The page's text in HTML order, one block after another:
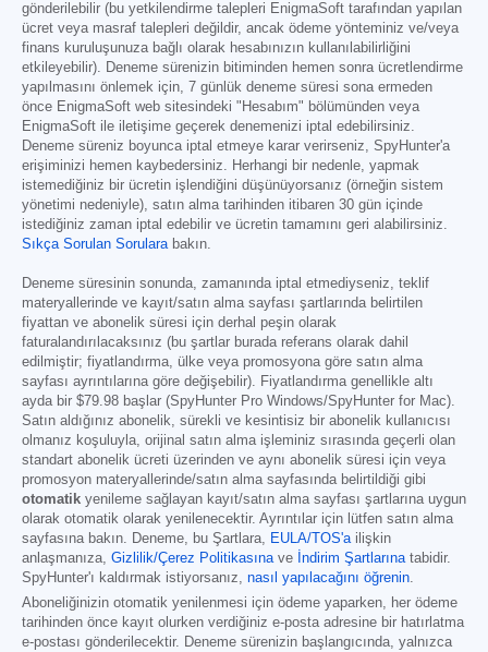
gönderilebilir (bu yetkilendirme talepleri EnigmaSoft tarafından yapılan
ücret veya masraf talepleri değildir, ancak ödeme yönteminiz ve/veya
finans kuruluşunuza bağlı olarak hesabınızın kullanılabilirliğini
etkileyebilir). Deneme sürenizin bitiminden hemen sonra ücretlendirme
yapılmasını önlemek için, 7 günlük deneme süresi sona ermeden
önce EnigmaSoft web sitesindeki "Hesabım" bölümünden veya
EnigmaSoft ile iletişime geçerek denemenizi iptal edebilirsiniz.
Deneme süreniz boyunca iptal etmeye karar verirseniz, SpyHunter'a
erişiminizi hemen kaybedersiniz. Herhangi bir nedenle, yapmak
istemediğiniz bir ücretin işlendiğini düşünüyorsanız (örneğin sistem
yönetimi nedeniyle), satın alma tarihinden itibaren 30 gün içinde
istediğiniz zaman iptal edebilir ve ücretin tamamını geri alabilirsiniz.
Sıkça Sorulan Sorularabakın.
Deneme süresinin sonunda, zamanında iptal etmediyseniz, teklif
materyallerinde ve kayıt/satın alma sayfası şartlarında belirtilen
fiyattan ve abonelik süresi için derhal peşin olarak
faturalandırılacaksınız (bu şartlar burada referans olarak dahil
edilmiştir; fiyatlandırma, ülke veya promosyona göre satın alma
sayfası ayrıntılarına göre değişebilir). Fiyatlandırma genellikle altı
ayda bir $79.98 başlar (SpyHunter Pro Windows/SpyHunter for Mac).
Satın aldığınız abonelik, sürekli ve kesintisiz bir abonelik kullanıcısı
olmanız koşuluyla, orijinal satın alma işleminiz sırasında geçerli olan
standart abonelik ücreti üzerinden ve aynı abonelik süresi için veya
promosyon materyallerinde/satın alma sayfasında belirtildiği gibi
otomatik yenileme sağlayan kayıt/satın alma sayfası şartlarına uygun
olarak otomatik olarak yenilenecektir. Ayrıntılar için lütfen satın alma
sayfasına bakın. Deneme, bu Şartlara, EULA/TOS'ailişkin
anlaşmanıza, Gizlilik/Çerez Politikasınave İndirim Şartlarınatabidir.
SpyHunter'ı kaldırmak istiyorsanız, nasıl yapılacağını öğrenin.
Aboneliğinizin otomatik yenilenmesi için ödeme yaparken, her ödeme
tarihinden önce kayıt olurken verdiğiniz e-posta adresine bir hatırlatma
e-postası gönderilecektir. Deneme sürenizin başlangıcında, yalnızca